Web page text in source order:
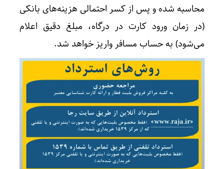
محاسبه شده و پس از کسر احتمالی هزینه‌های بانکی
(در زمان ورود کارت در درگاه، مبلغ دقیق اعلام
می‌شود) به حساب مسافر واریز خواهد شد.